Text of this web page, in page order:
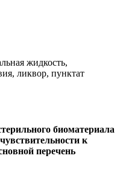
жидкость,
ликвор, пунктат
биоматериала
к
перечень